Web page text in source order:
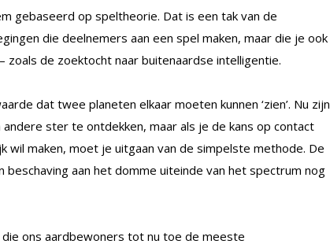
gebaseerd op speltheorie. Dat is een tak van de
die deelnemers aan een spel maken, maar die je ook
zoals de zoektocht naar buitenaardse intelligentie.
dat twee planeten elkaar moeten kunnen ‘zien’. Nu zijn
ster te ontdekken, maar als je de kans op contact
wil maken, moet je uitgaan van de simpelste methode. De
aan het domme uiteinde van het spectrum nog
ons aardbewoners tot nu toe de meeste